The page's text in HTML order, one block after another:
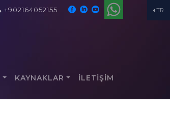
TR
+902164052155
KAYNAKLAR İLETİŞİM